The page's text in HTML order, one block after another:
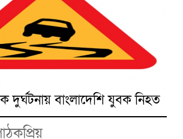
দুর্ঘটনায় বাংলাদেশি যুবক নিহত